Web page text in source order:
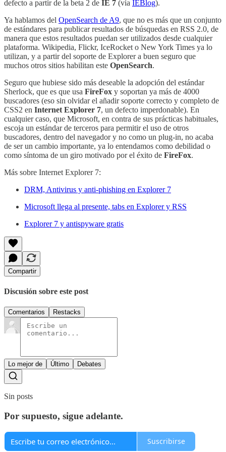
defecto a partir de la beta 2 de IE 7 (vía IEBlog).
Ya hablamos del OpenSearch de A9, que no es más que un conjunto
de estándares para publicar resultados de búsquedas en RSS 2.0, de
manera que estos resultados puedan ser utilizados desde cualquier
plataforma. Wikipedia, Flickr, IceRocket o New York Times ya lo
utilizan, y a partir del soporte de Explorer a buen seguro que
muchos otros sitios habilitan este OpenSearch.
Seguro que hubiese sido más deseable la adopción del estándar
Sherlock, que es que usa FireFox y soportan ya más de 4000
buscadores (eso sin olvidar el añadir soporte correcto y completo de
CSS2 en Internet Explorer 7, un defecto imperdonable). En
cualquier caso, que Microsoft, en contra de sus prácticas habituales,
escoja un estándar de terceros para permitir el uso de otros
buscadores, dentro del navegador y no como un plug-in, no acaba
de ser un cambio importante, ya lo entendamos como debilidad o
como síntoma de un giro motivado por el éxito de FireFox.
Más sobre Internet Explorer 7:
DRM, Antivirus y anti-phishing en Explorer 7
Microsoft llega al presente, tabs en Explorer y RSS
Explorer 7 y antispyware gratis
Compartir
Discusión sobre este post
Comentarios Restacks
Lo mejor de Último Debates
Sin posts
Por supuesto, sigue adelante.
Suscribirse